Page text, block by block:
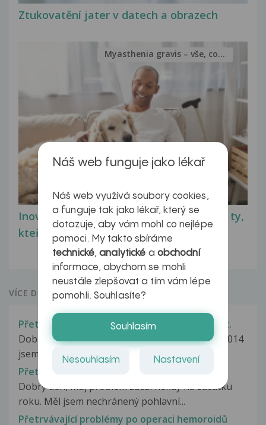
Ztukovatění jater v datech a obrazech
Inovativní léčba myastenie – naděje pro ty,
kteří ji...
Myasthenia gravis – vše, co...
VÍCE DOTAZŮ Z PORADNY
Přetrvávající potíže po zánětu močových cest.
Dobrý den pane doktore, v polovině prosince 2014
jsem prodělal zánět močových...
Přetrvávající problémy
Dobrý den, můj problém začal někdy na začátku
roku. Měl jsem nechránený pohlavní...
Přetrvávající problémy po operaci hemoroidů
Náš web funguje jako lékař
Náš web využívá soubory cookies,
a funguje tak jako lékař, který se
dotazuje, aby vám mohl co nejlépe
pomoci. My takto sbíráme
technické,analytické a obchodní
informace, abychom se mohli
neustále zlepšovat a tím vám lépe
pomohli. Souhlasíte?
Souhlasím
Nesouhlasím Nastavení